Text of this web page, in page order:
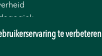
te verbeteren